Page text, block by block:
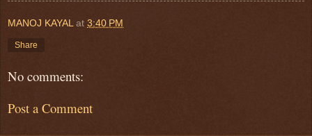
MANOJ KAYAL at 3:40 PM
Share
No comments:
Post a Comment